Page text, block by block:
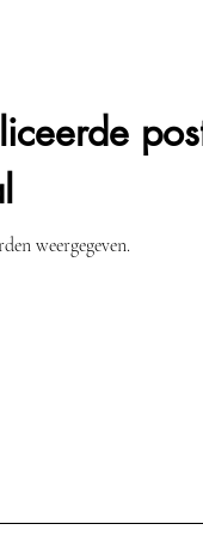
weergegeven.